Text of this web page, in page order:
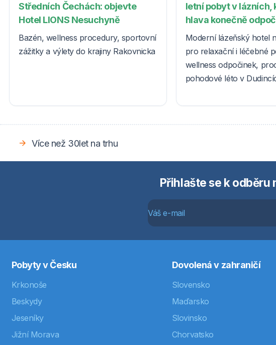
Středních Čechách: objevte
Hotel LIONS Nesuchyně
Bazén, wellness procedury, sportovní
zážitky a výlety do krajiny Rakovnicka
letní pobyt v lázních,
hlava konečně
Moderní lázeňský hotel
pro relaxační i léčebné
wellness odpočinek,
pohodové léto v
Více než 30let na trhu
Přihlašte se k odběru
Pobyty v Česku
Krkonoše
Beskydy
Jeseníky
Jižní Morava
Dovolená v zahraničí
Slovensko
Maďarsko
Slovinsko
Chorvatsko